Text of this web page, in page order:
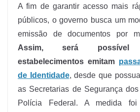
A fim de garantir acesso mais
públicos, o governo busca um
emissão de documentos por
Assim, será
estabelecimentos emitam
de Identidade, desde que
as Secretarias de Segurança
Polícia Federal. A medida